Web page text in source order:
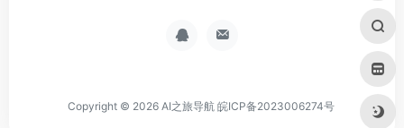
Copyright © 2026 AI之旅导航 皖ICP备2023006274号